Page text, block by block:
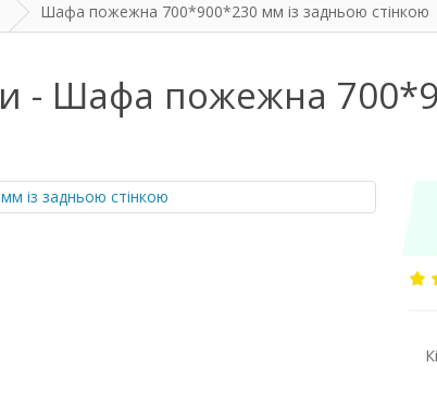
Шафа пожежна 700*900*230 мм із задньою стінкою
- Шафа пожежна